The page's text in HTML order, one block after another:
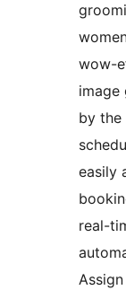
wow-
image
by the
easily
real-